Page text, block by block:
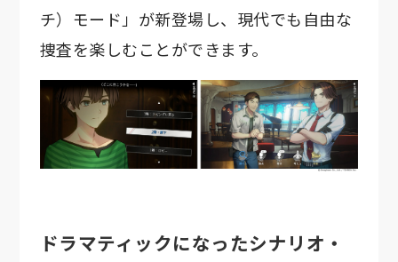
チ）モード」が新登場し、現代でも自由な
捜査を楽しむことができます。
ドラマティックになったシナリオ・